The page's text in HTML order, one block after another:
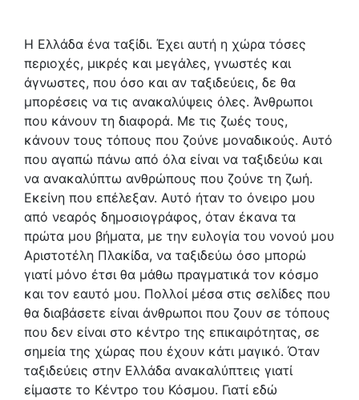
Η Ελλάδα ένα ταξίδι. Έχει αυτή η χώρα τόσες
περιοχές, μικρές και μεγάλες, γνωστές και
άγνωστες, που όσο και αν ταξιδεύεις, δε θα
μπορέσεις να τις ανακαλύψεις όλες. Άνθρωποι
που κάνουν τη διαφορά. Με τις ζωές τους,
κάνουν τους τόπους που ζούνε μοναδικούς. Αυτό
που αγαπώ πάνω από όλα είναι να ταξιδεύω και
να ανακαλύπτω ανθρώπους που ζούνε τη ζωή.
Εκείνη που επέλεξαν. Αυτό ήταν το όνειρο μου
από νεαρός δημοσιογράφος, όταν έκανα τα
πρώτα μου βήματα, με την ευλογία του νονού μου
Αριστοτέλη Πλακίδα, να ταξιδεύω όσο μπορώ
γιατί μόνο έτσι θα μάθω πραγματικά τον κόσμο
και τον εαυτό μου. Πολλοί μέσα στις σελίδες που
θα διαβάσετε είναι άνθρωποι που ζουν σε τόπους
που δεν είναι στο κέντρο της επικαιρότητας, σε
σημεία της χώρας που έχουν κάτι μαγικό. Όταν
ταξιδεύεις στην Ελλάδα ανακαλύπτεις γιατί
είμαστε το Κέντρο του Κόσμου. Γιατί εδώ